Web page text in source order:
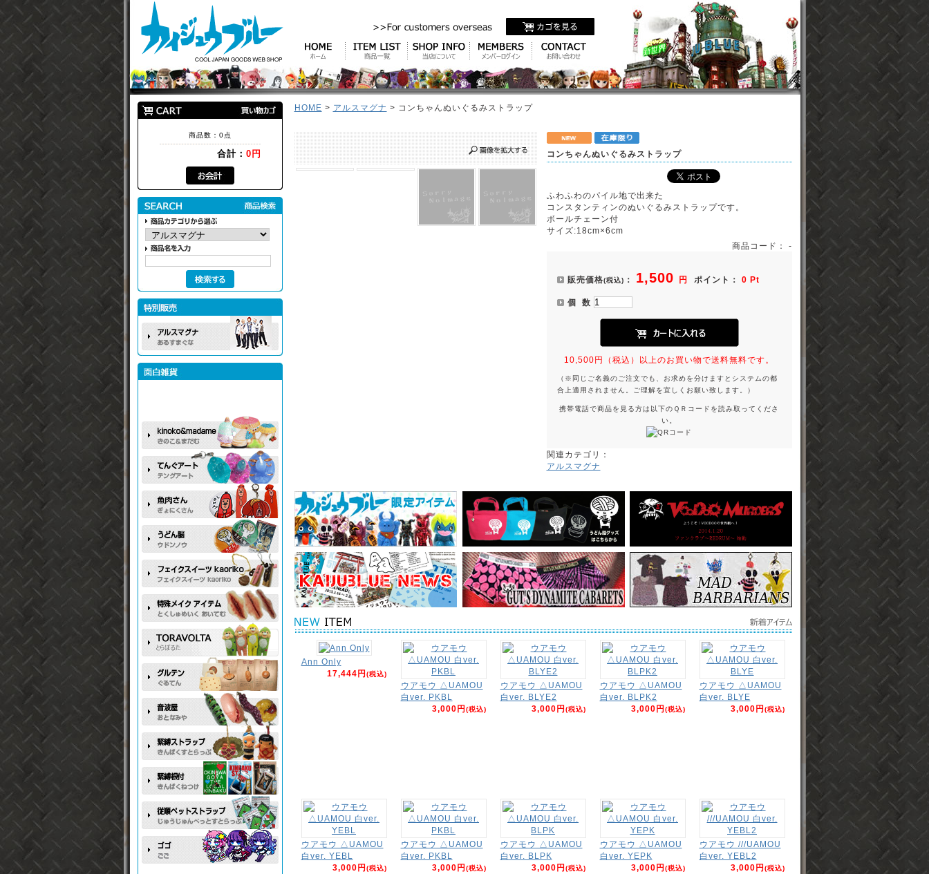
商品数：0点
合計： 0円
HOME > アルスマグナ > コンちゃんぬいぐるみストラップ
コンちゃんぬいぐるみストラップ
ふわふわのパイル地で出来た
コンスタンティンのぬいぐるみストラップです。
ボールチェーン付
サイズ:18cm×6cm
商品コード： -
販売価格(税込) ： 1,500 円 ポイント： 0 Pt
個 数
10,500円（税込）以上のお買い物で送料無料です。
（※同じご名義のご注文でも、お求めを分けますとシステムの都
合上適用されません。ご理解を宜しくお願い致します。）
携帯電話で商品を見る方は以下のＱＲコードを読み取ってくださ
い。
関連カテゴリ：
アルスマグナ
Ann Only
17,444円(税込)
ウアモウ △UAMOU
白ver. PKBL
3,000円(税込)
ウアモウ △UAMOU
白ver. BLYE2
3,000円(税込)
ウアモウ △UAMOU
白ver. BLPK2
3,000円(税込)
ウアモウ △UAMOU
白ver. BLYE
3,000円(税込)
ウアモウ △UAMOU
白ver. YEBL
3,000円(税込)
ウアモウ △UAMOU
白ver. PKBL
3,000円(税込)
ウアモウ △UAMOU
白ver. BLPK
3,000円(税込)
ウアモウ △UAMOU
白ver. YEPK
3,000円(税込)
ウアモウ ///UAMOU
白ver. YEBL2
3,000円(税込)